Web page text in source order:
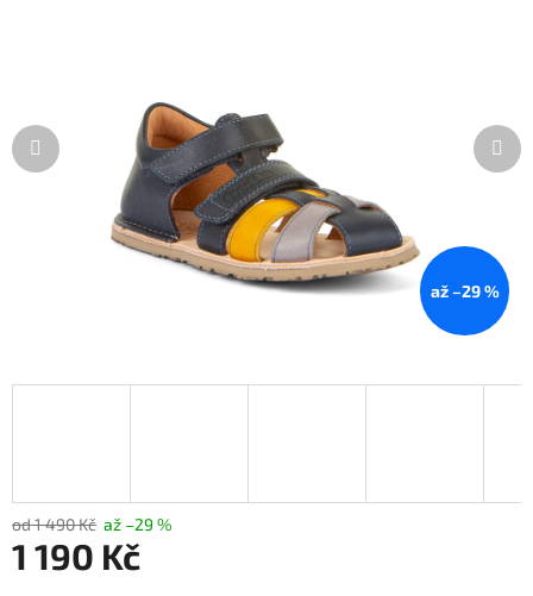
až –29 %
od 1 490 Kč až –29 %
1 190 Kč